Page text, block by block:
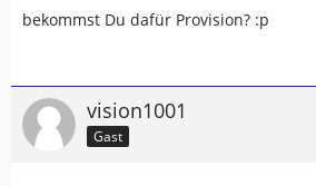
bekommst Du dafür Provision? :p
vision1001
Gast